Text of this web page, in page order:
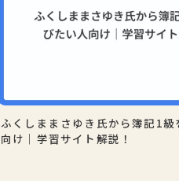
ふくしままさゆき氏から簿記1級
向け｜学習サイト解説！